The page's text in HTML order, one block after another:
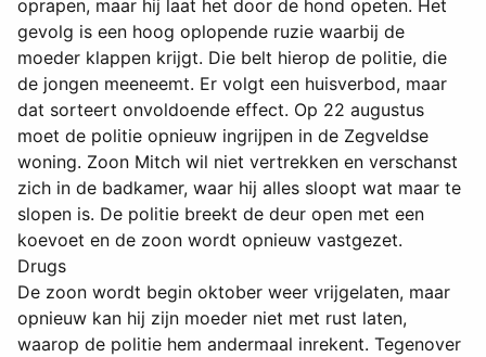
oprapen, maar hij laat het door de hond opeten. Het
gevolg is een hoog oplopende ruzie waarbij de
moeder klappen krijgt. Die belt hierop de politie, die
de jongen meeneemt. Er volgt een huisverbod, maar
dat sorteert onvoldoende effect. Op 22 augustus
moet de politie opnieuw ingrijpen in de Zegveldse
woning. Zoon Mitch wil niet vertrekken en verschanst
zich in de badkamer, waar hij alles sloopt wat maar te
slopen is. De politie breekt de deur open met een
koevoet en de zoon wordt opnieuw vastgezet.
Drugs
De zoon wordt begin oktober weer vrijgelaten, maar
opnieuw kan hij zijn moeder niet met rust laten,
waarop de politie hem andermaal inrekent. Tegenover